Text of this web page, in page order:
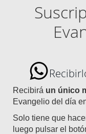
Recibirá un único
Evangelio del día
Solo tiene que
luego pulsar el